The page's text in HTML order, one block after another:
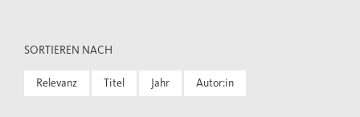
SORTIEREN NACH
Relevanz Titel Jahr Autor:in